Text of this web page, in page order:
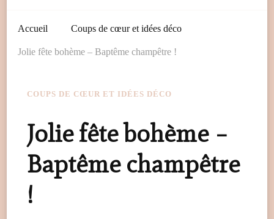
Accueil Coups de cœur et idées déco
Jolie fête bohème – Baptême champêtre !
COUPS DE CŒUR ET IDÉES DÉCO
Jolie fête bohème –
Baptême champêtre
!